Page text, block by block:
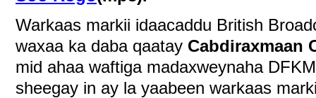
Warkaas markii idaacaddu British
waxaa ka daba qaatay Cabdiraxmaan
mid ahaa waftiga madaxweynaha
sheegay in ay la yaabeen warkaas